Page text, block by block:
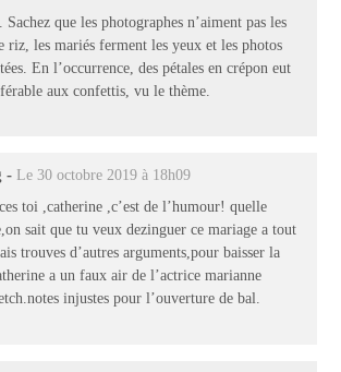
que les photographes n’aiment pas les
riz, les mariés ferment les yeux et les photos
En l’occurrence, des pétales en crépon eut
aux confettis, vu le thème.
- Le 30 octobre 2019 à 18h09
toi ,catherine ,c’est de l’humour! quelle
sait que tu veux dezinguer ce mariage a tout
trouves d’autres arguments,pour baisser la
a un faux air de l’actrice marianne
injustes pour l’ouverture de bal.